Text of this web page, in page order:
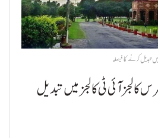
تبدیل کرنے کا فیصلہ
آئی ٹی کالجز میں تبدیل